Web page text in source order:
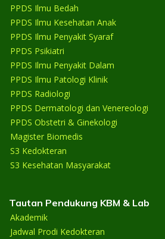
PPDS Ilmu Bedah
PPDS Ilmu Kesehatan Anak
PPDS Ilmu Penyakit Syaraf
PPDS Psikiatri
PPDS Ilmu Penyakit Dalam
PPDS Ilmu Patologi Klinik
PPDS Radiologi
PPDS Dermatologi dan Venereologi
PPDS Obstetri & Ginekologi
Magister Biomedis
S3 Kedokteran
S3 Kesehatan Masyarakat
Tautan Pendukung KBM & Lab
Akademik
Jadwal Prodi Kedokteran